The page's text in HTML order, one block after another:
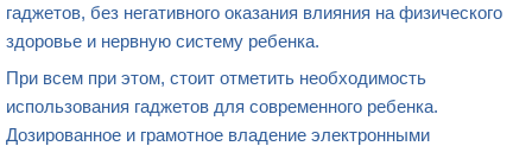
гаджетов, без негативного оказания влияния на физического
здоровье и нервную систему ребенка.
При всем при этом, стоит отметить необходимость
использования гаджетов для современного ребенка.
Дозированное и грамотное владение электронными